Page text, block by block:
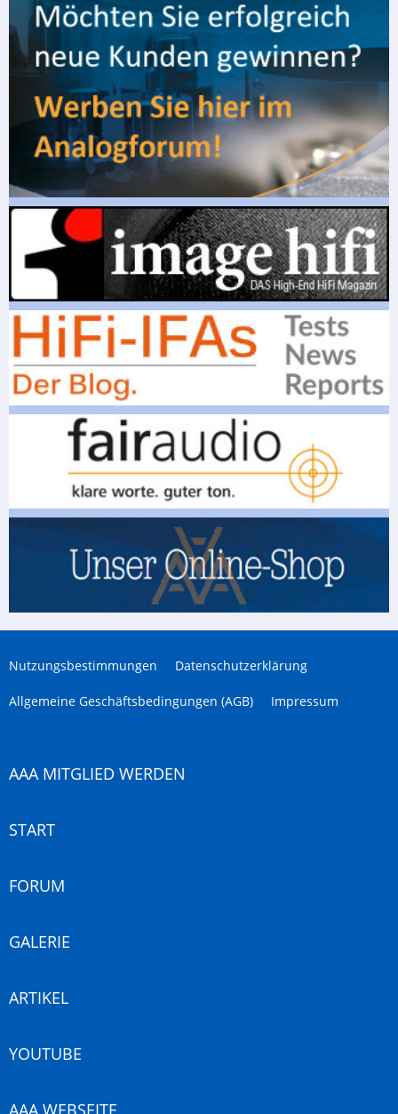
Nutzungsbestimmungen Datenschutzerklärung
Allgemeine Geschäftsbedingungen (AGB) Impressum
AAA MITGLIED WERDEN
START
FORUM
GALERIE
ARTIKEL
YOUTUBE
AAA WEBSEITE